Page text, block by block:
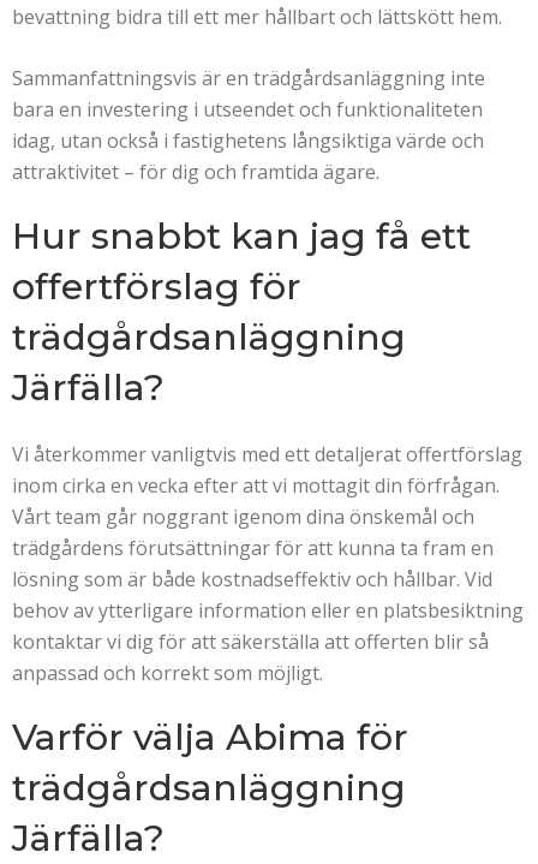
bevattning bidra till ett mer hållbart och lättskött hem.
Sammanfattningsvis är en trädgårdsanläggning inte
bara en investering i utseendet och funktionaliteten
idag, utan också i fastighetens långsiktiga värde och
attraktivitet – för dig och framtida ägare.
Hur snabbt kan jag få ett
offertförslag för
trädgårdsanläggning
Järfälla?
Vi återkommer vanligtvis med ett detaljerat offertförslag
inom cirka en vecka efter att vi mottagit din förfrågan.
Vårt team går noggrant igenom dina önskemål och
trädgårdens förutsättningar för att kunna ta fram en
lösning som är både kostnadseffektiv och hållbar. Vid
behov av ytterligare information eller en platsbesiktning
kontaktar vi dig för att säkerställa att offerten blir så
anpassad och korrekt som möjligt.
Varför välja Abima för
trädgårdsanläggning
Järfälla?